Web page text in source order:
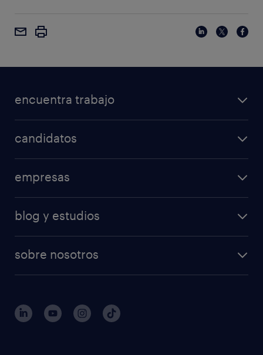
encuentra trabajo
candidatos
empresas
blog y estudios
sobre nosotros